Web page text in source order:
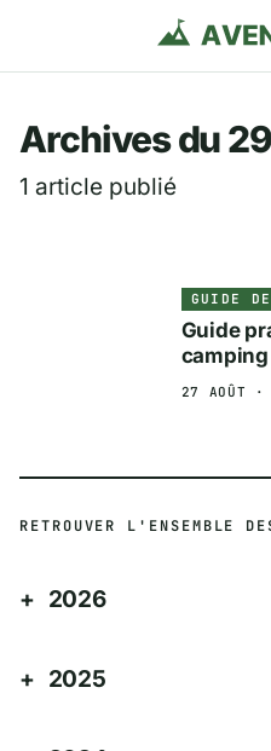
Archives du
1 article publié
GUIDE
Guide
27 AOÛT ·
RETROUVER L'ENSEMBLE
2026
2025